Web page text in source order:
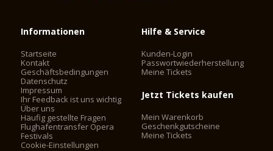
Informationen
Startseite
Kontakt
Geschäftsbedingungen
Datenschutz
Impressum
Ihr Feedback ist uns wichtig
Über uns
Häufig gestellte Fragen
Flughafentransfer Opera
Festivals
Cookie-Einstellungen
Hilfe & Service
Kunden-Login
Passwortwiederherstellung
Meine Tickets
Jetzt Tickets kaufen
Mein Warenkorb
Geschenkgutscheine
Meine Tickets